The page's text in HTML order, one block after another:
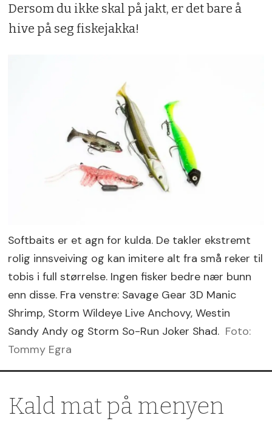
Dersom du ikke skal på jakt, er det bare å
hive på seg fiskejakka!
Softbaits er et agn for kulda. De takler ekstremt
rolig innsveiving og kan imitere alt fra små reker til
tobis i full størrelse. Ingen fisker bedre nær bunn
enn disse. Fra venstre: Savage Gear 3D Manic
Shrimp, Storm Wildeye Live Anchovy, Westin
Sandy Andy og Storm So-Run Joker Shad. Foto:
Tommy Egra
Kald mat på menyen